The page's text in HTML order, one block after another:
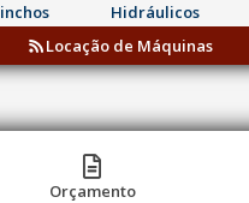
Hidráulicos
Locação de Máquinas
Orçamento